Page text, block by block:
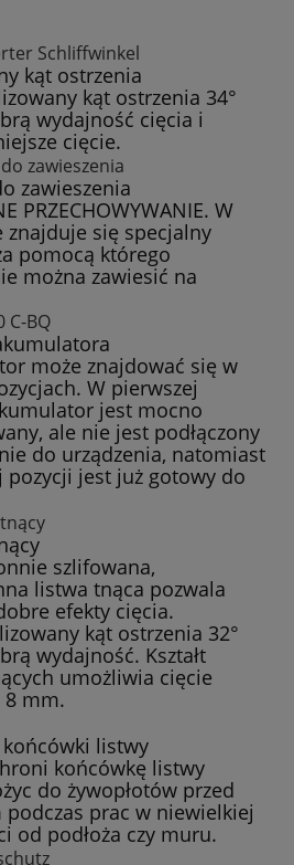
kąt ostrzenia
kąt ostrzenia 34°
wydajność cięcia i
cięcie.
zawieszenia
PRZECHOWYWANIE. W
znajduje się specjalny
pomocą którego
można zawiesić na
może znajdować się w
W pierwszej
jest mocno
ale nie jest podłączony
do urządzenia, natomiast
pozycji jest już gotowy do
szlifowana,
listwa tnąca pozwala
efekty cięcia.
kąt ostrzenia 32°
wydajność. Kształt
umożliwia cięcie
8 mm.
listwy
końcówkę listwy
do żywopłotów przed
podczas prac w niewielkiej
od podłoża czy muru.